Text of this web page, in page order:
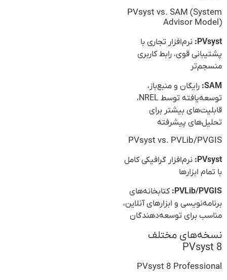
PVsyst vs. SAM (System
Advisor Model)
PVsyst: نرم‌افزار تجاری با
پشتیبانی قوی، رابط کاربری
منسجم‌تر
SAM: رایگان و منبع‌باز،
توسعه‌یافته توسط NREL،
قابلیت‌های بیشتر برای
تحلیل‌های پیشرفته
PVsyst vs. PVLib/PVGIS
PVsyst: نرم‌افزار گرافیکی کامل
با تمام ابزارها
PVLib/PVGIS: کتابخانه‌های
برنامه‌نویسی و ابزارهای آنلاین،
مناسب برای توسعه‌دهندگان
نسخه‌های مختلف
PVsyst 8
PVsyst 8 Professional